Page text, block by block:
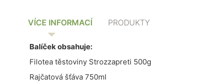
VÍCE INFORMACÍ PRODUKTY
Balíček obsahuje:
Filotea těstoviny Strozzapreti 500g
Rajčatová šťáva 750ml